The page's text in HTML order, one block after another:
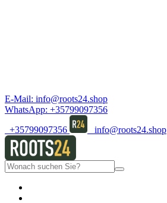
E-Mail: info@roots24.shop
WhatsApp: +35799097356
+35799097356
info@roots24.shop